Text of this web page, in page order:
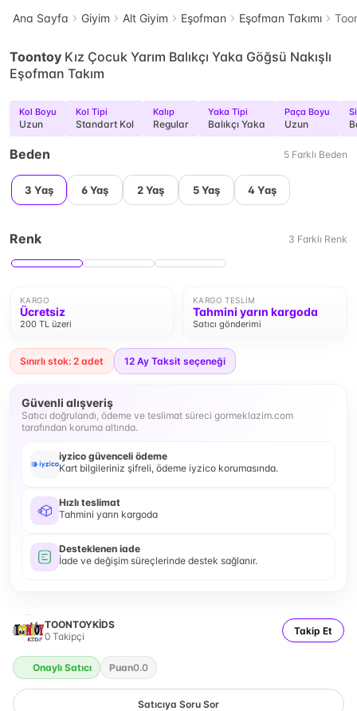
Ana Sayfa Giyim Alt Giyim Eşofman Eşofman Takımı
Toontoy Kız Çocuk Yarım Balıkçı Yaka Göğsü Nakışlı
Eşofman Takım
Kol Boyu
Uzun
Kol Tipi
Standart Kol
Kalıp
Regular
Yaka Tipi
Balıkçı Yaka
Paça Boyu
Uzun
Beden 5 Farklı Beden
3 Yaş 6 Yaş 2 Yaş 5 Yaş 4 Yaş
Renk 3 Farklı Renk
KARGO
Ücretsiz
200 TL üzeri
KARGO TESLIM
Tahmini yarın kargoda
Satıcı gönderimi
Sınırlı stok: 2 adet 12 Ay Taksit seçeneği
Güvenli alışveriş
Satıcı doğrulandı, ödeme ve teslimat süreci gormeklazim.com
tarafından koruma altında.
iyzico güvenceli ödeme
Kart bilgileriniz şifreli, ödeme iyzico korumasında.
Hızlı teslimat
Tahmini yarın kargoda
Desteklenen iade
İade ve değişim süreçlerinde destek sağlanır.
TOONTOYKİDS
0 Takipçi Takip Et
Onaylı Satıcı Puan0.0
Satıcıya Soru Sor